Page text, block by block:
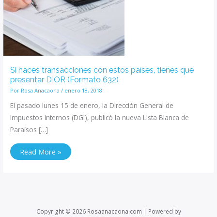
Si haces transacciones con estos países, tienes que
presentar DIOR (Formato 632)
Por Rosa Anacaona/ enero 18, 2018
El pasado lunes 15 de enero, la Dirección General de
Impuestos Internos (DGI), publicó la nueva Lista Blanca de
Paraísos […]
DIOR
(Formato
Read More »
Copyright © 2026 Rosaanacaona.com | Powered by